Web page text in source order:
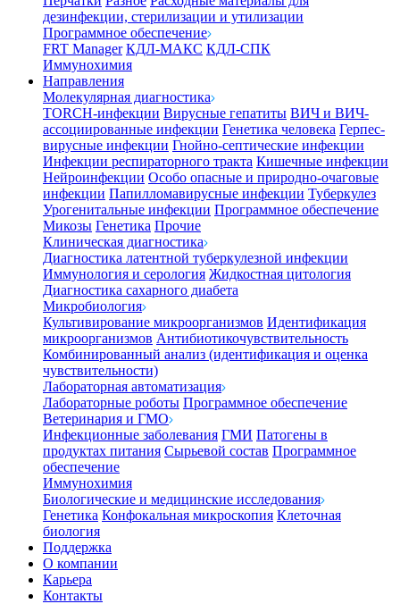
дезинфекции, стерилизации и утилизации
Программное обеспечение
FRT Manager КДЛ-МАКС КДЛ-СПК
Иммунохимия
Направления
Молекулярная диагностика
TORCH-инфекции Вирусные гепатиты ВИЧ и ВИЧ-
ассоциированные инфекции Генетика человека Герпес-
вирусные инфекции Гнойно-септические инфекции
Инфекции респираторного тракта Кишечные инфекции
Нейроинфекции Особо опасные и природно-очаговые
инфекции Папилломавирусные инфекции Туберкулез
Урогенитальные инфекции Программное обеспечение
Микозы Генетика Прочие
Клиническая диагностика
Диагностика латентной туберкулезной инфекции
Иммунология и серология Жидкостная цитология
Диагностика сахарного диабета
Микробиология
Культивирование микроорганизмов Идентификация
микроорганизмов Антибиотикочувствительность
Комбинированный анализ (идентификация и оценка
чувствительности)
Лабораторная автоматизация
Лабораторные роботы Программное обеспечение
Ветеринария и ГМО
Инфекционные заболевания ГМИ Патогены в
продуктах питания Сырьевой состав Программное
обеспечение
Иммунохимия
Биологические и медицинские исследования
Генетика Конфокальная микроскопия Клеточная
биология
Поддержка
О компании
Карьера
Контакты